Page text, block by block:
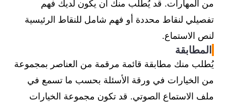
من المهارات. قد يُطلب منك أن يكون لديك فهم
تفصيلي لنقاط محددة أو فهم شامل للنقاط الرئيسية
لنص الاستماع.
المطابقة
يُطلب منك مطابقة قائمة مرقمة من العناصر بمجموعة
من الخيارات في ورقة الأسئلة بحسب ما تسمع في
ملف الاستماع الصوتي. قد تكون مجموعة الخيارات